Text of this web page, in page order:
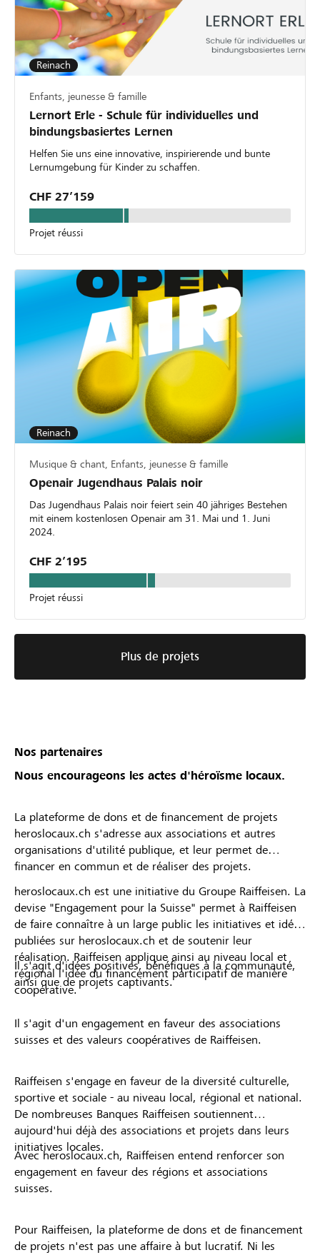
Reinach
Enfants, jeunesse & famille
Lernort Erle - Schule für individuelles und
bindungsbasiertes Lernen
Helfen Sie uns eine innovative, inspirierende und bunte
Lernumgebung für Kinder zu schaffen.
CHF 27’159
Projet réussi
Reinach
Musique & chant, Enfants, jeunesse & famille
Openair Jugendhaus Palais noir
Das Jugendhaus Palais noir feiert sein 40 jähriges Bestehen
mit einem kostenlosen Openair am 31. Mai und 1. Juni
2024.
CHF 2’195
Projet réussi
Plus de projets
Nos partenaires
Nous encourageons les actes d'héroïsme locaux.
La plateforme de dons et de financement de projets
heroslocaux.ch s'adresse aux associations et autres
organisations d'utilité publique, et leur permet de
financer en commun et de réaliser des projets.
heroslocaux.ch est une initiative du Groupe Raiffeisen. La
devise "Engagement pour la Suisse" permet à Raiffeisen
de faire connaître à un large public les initiatives et idées
publiées sur heroslocaux.ch et de soutenir leur
réalisation. Raiffeisen applique ainsi au niveau local et
régional l'idée du financement participatif de manière
coopérative.
Il s'agit d'idées positives, bénéfiques à la communauté,
ainsi que de projets captivants.
Il s'agit d'un engagement en faveur des associations
suisses et des valeurs coopératives de Raiffeisen.
Raiffeisen s'engage en faveur de la diversité culturelle,
sportive et sociale - au niveau local, régional et national.
De nombreuses Banques Raiffeisen soutiennent
aujourd'hui déjà des associations et projets dans leurs
initiatives locales.
Avec heroslocaux.ch, Raiffeisen entend renforcer son
engagement en faveur des régions et associations
suisses.
Pour Raiffeisen, la plateforme de dons et de financement
de projets n'est pas une affaire à but lucratif. Ni les